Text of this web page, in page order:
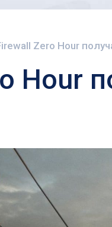
Zero Hour
Hour